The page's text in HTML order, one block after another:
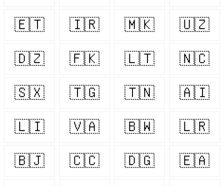
🇪🇹 🇮🇷 🇲🇰 🇺🇿
🇩🇿 🇫🇰 🇱🇹 🇳🇨
🇸🇽 🇹🇬 🇹🇳 🇦🇮
🇱🇮 🇻🇦 🇧🇼 🇱🇷
🇧🇯 🇨🇨 🇩🇬 🇪🇦